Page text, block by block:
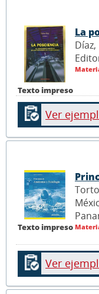
Texto impreso
La
Ver
Texto impreso
Ver